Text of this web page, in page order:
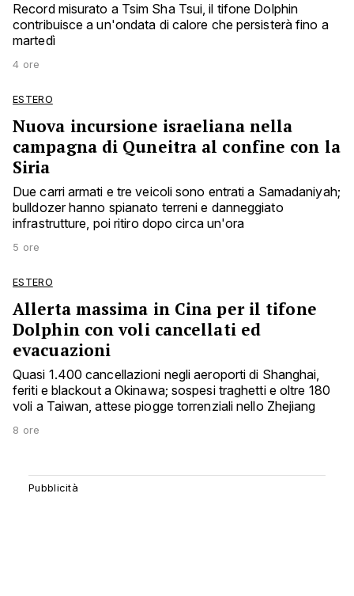
Record misurato a Tsim Sha Tsui, il tifone Dolphin
contribuisce a un'ondata di calore che persisterà fino a
martedì
4 ore
ESTERO
Nuova incursione israeliana nella
campagna di Quneitra al confine con la
Siria
Due carri armati e tre veicoli sono entrati a Samadaniyah;
bulldozer hanno spianato terreni e danneggiato
infrastrutture, poi ritiro dopo circa un'ora
5 ore
ESTERO
Allerta massima in Cina per il tifone
Dolphin con voli cancellati ed
evacuazioni
Quasi 1.400 cancellazioni negli aeroporti di Shanghai,
feriti e blackout a Okinawa; sospesi traghetti e oltre 180
voli a Taiwan, attese piogge torrenziali nello Zhejiang
8 ore